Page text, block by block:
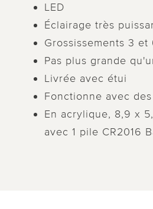
LED
Éclairage très
Grossissements 3 et
Pas plus grande
Livrée avec étui
Fonctionne avec
En acrylique, 8,9 x
avec 1 pile CR2016